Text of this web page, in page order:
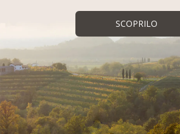
SCOPRILO